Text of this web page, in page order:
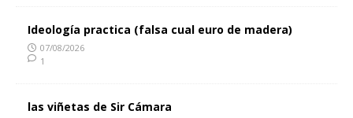
Ideología practica (falsa cual euro de madera)
07/08/2026
1
las viñetas de Sir Cámara